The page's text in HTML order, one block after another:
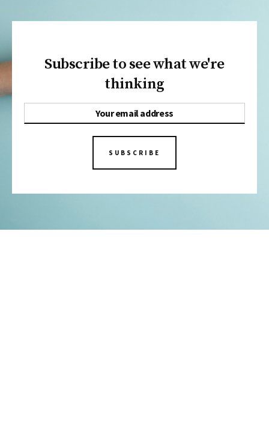
Subscribe to see what we're
thinking
SUBSCRIBE